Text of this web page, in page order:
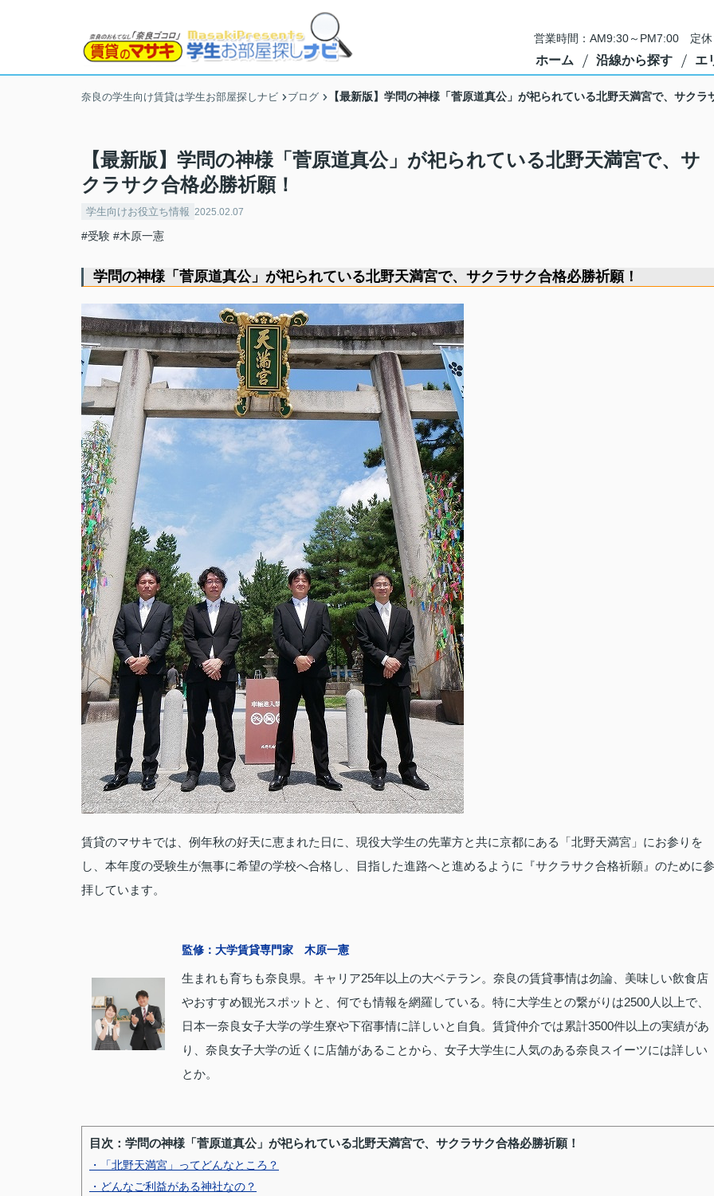
営業時間：AM9:30～PM7:00 定休
ホーム 沿線から探す エ
奈良の学生向け賃貸は学生お部屋探しナビ ブログ 【最新版】学問の神様「菅原道真公」が祀られている北野天満宮で、サクラ
【最新版】学問の神様「菅原道真公」が祀られている北野天満宮で、サ
クラサク合格必勝祈願！
学生向けお役立ち情報 2025.02.07
#受験 #木原一憲
学問の神様「菅原道真公」が祀られている北野天満宮で、サクラサク合格必勝祈願！
賃貸のマサキでは、例年秋の好天に恵まれた日に、現役大学生の先輩方と共に京都にある「北野天満宮」にお参りを
し、本年度の受験生が無事に希望の学校へ合格し、目指した進路へと進めるように『サクラサク合格祈願』のために参
拝しています。
監修：大学賃貸専門家 木原一憲
生まれも育ちも奈良県。キャリア25年以上の大ベテラン。奈良の賃貸事情は勿論、美味しい飲食店
やおすすめ観光スポットと、何でも情報を網羅している。特に大学生との繋がりは2500人以上で、
日本一奈良女子大学の学生寮や下宿事情に詳しいと自負。賃貸仲介では累計3500件以上の実績があ
り、奈良女子大学の近くに店舗があることから、女子大学生に人気のある奈良スイーツには詳しい
とか。
目次：学問の神様「菅原道真公」が祀られている北野天満宮で、サクラサク合格必勝祈願！
・「北野天満宮」ってどんなところ？
・どんなご利益がある神社なの？